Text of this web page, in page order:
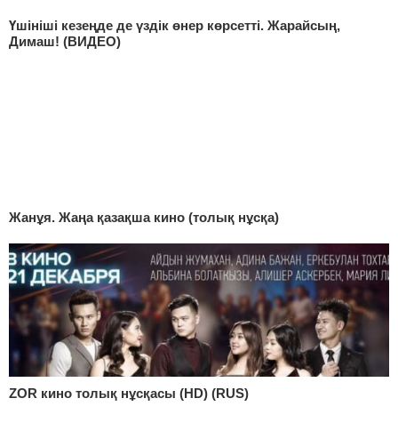
Үшініші кезеңде де үздік өнер көрсетті. Жарайсың,
Димаш! (ВИДЕО)
Жанұя. Жаңа қазақша кино (толық нұсқа)
ZOR кино толық нұсқасы (HD) (RUS)